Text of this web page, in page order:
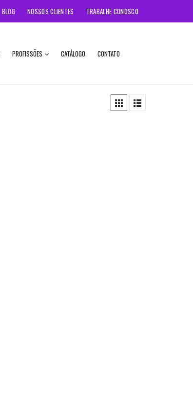
BLOG NOSSOS CLIENTES TRABALHE CONOSCO
PROFISSÕES CATÁLOGO CONTATO